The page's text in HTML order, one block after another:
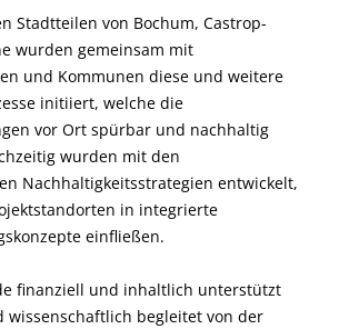
Stadtteilen von Bochum, Castrop-
wurden gemeinsam mit
und Kommunen diese und weitere
initiiert, welche die
vor Ort spürbar und nachhaltig
wurden mit den
Nachhaltigkeitsstrategien entwickelt,
in integrierte
einfließen.
finanziell und inhaltlich unterstützt
wissenschaftlich begleitet von der